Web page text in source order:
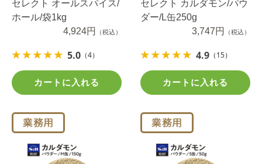
セレクト オールスパイス/
ホール/袋1kg
4,924円
（税込）
5.0 （4）
カートに入れる
セレクト カルダモン/パウ
ダー/L缶250g
3,747円
（税込）
4.9 （15）
カートに入れる